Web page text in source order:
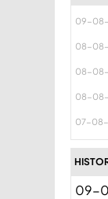
09-
08-
08-
08-
07-
09-